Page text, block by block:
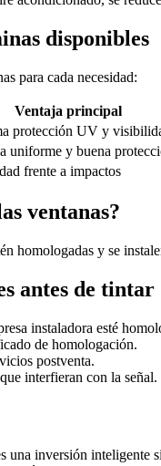
disponibles
para cada necesidad:
Ventaja principal
protección UV y
uniforme y buena
frente a impactos
ventanas?
homologadas y se
antes de tintar
instaladora esté
de homologación.
postventa.
interfieran con la señal.
una inversión